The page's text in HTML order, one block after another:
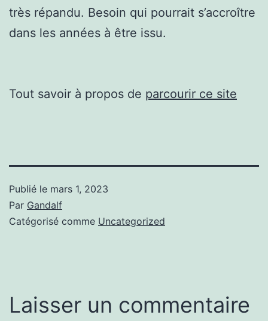
très répandu. Besoin qui pourrait s’accroître
dans les années à être issu.
Tout savoir à propos de parcourir ce site
Publié le mars 1, 2023
Par Gandalf
Catégorisé comme Uncategorized
Laisser un commentaire